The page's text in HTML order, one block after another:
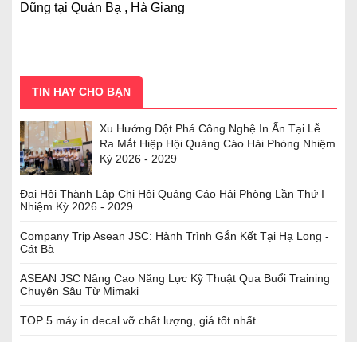
Dũng tại Quản Bạ , Hà Giang
TIN HAY CHO BẠN
Xu Hướng Đột Phá Công Nghệ In Ấn Tại Lễ
Ra Mắt Hiệp Hội Quảng Cáo Hải Phòng Nhiệm
Kỳ 2026 - 2029
Đại Hội Thành Lập Chi Hội Quảng Cáo Hải Phòng Lần Thứ I
Nhiệm Kỳ 2026 - 2029
Company Trip Asean JSC: Hành Trình Gắn Kết Tại Hạ Long -
Cát Bà
ASEAN JSC Nâng Cao Năng Lực Kỹ Thuật Qua Buổi Training
Chuyên Sâu Từ Mimaki
TOP 5 máy in decal vỡ chất lượng, giá tốt nhất